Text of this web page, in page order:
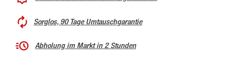
Sorglos, 90 Tage Umtauschgarantie
Abholung im Markt in 2 Stunden